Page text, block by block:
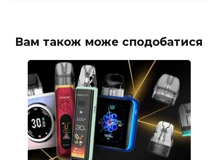
Вам також може сподобатися